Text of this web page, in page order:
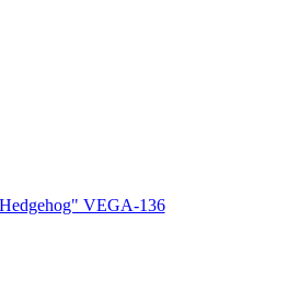
VEGA-136